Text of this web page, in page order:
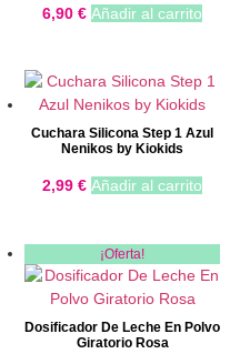
6,90 € Añadir al carrito
Cuchara Silicona Step 1 Azul
Nenikos by Kiokids
2,99 € Añadir al carrito
¡Oferta!
Dosificador De Leche En Polvo
Giratorio Rosa